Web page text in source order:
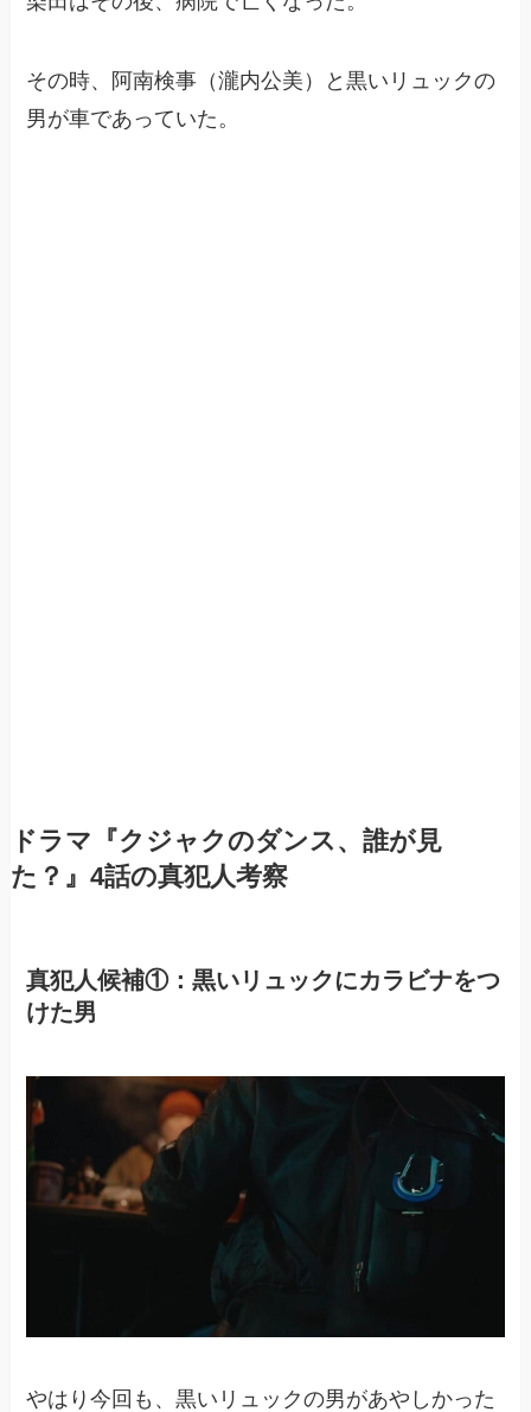
その時、阿南検事（瀧内公美）と黒いリュックの
男が車であっていた。
ドラマ『クジャクのダンス、誰が見
た？』4話の真犯人考察
真犯人候補①：黒いリュックにカラビナをつ
けた男
やはり今回も、黒いリュックの男があやしかった